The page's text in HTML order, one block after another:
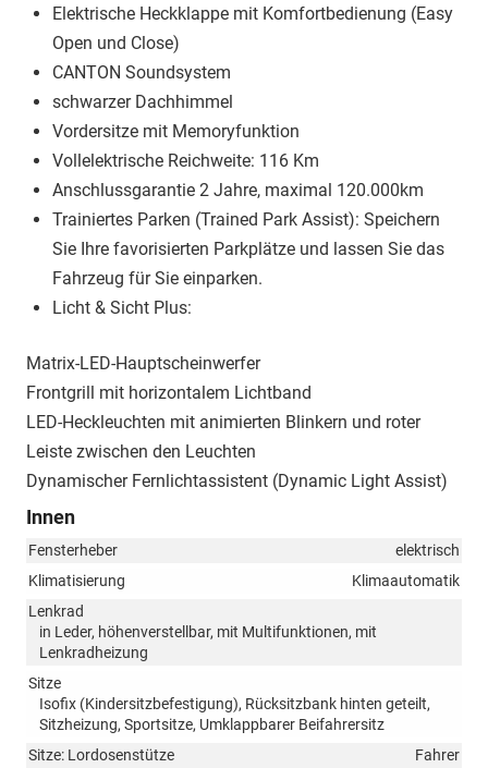
Elektrische Heckklappe mit Komfortbedienung (Easy
Open und Close)
CANTON Soundsystem
schwarzer Dachhimmel
Vordersitze mit Memoryfunktion
Vollelektrische Reichweite: 116 Km
Anschlussgarantie 2 Jahre, maximal 120.000km
Trainiertes Parken (Trained Park Assist): Speichern
Sie Ihre favorisierten Parkplätze und lassen Sie das
Fahrzeug für Sie einparken.
Licht & Sicht Plus:
Matrix-LED-Hauptscheinwerfer
Frontgrill mit horizontalem Lichtband
LED-Heckleuchten mit animierten Blinkern und roter
Leiste zwischen den Leuchten
Dynamischer Fernlichtassistent (Dynamic Light Assist)
Innen
Fensterheber
elektrisch
Klimatisierung
Klimaautomatik
Lenkrad
in Leder, höhenverstellbar, mit Multifunktionen, mit
Lenkradheizung
Sitze
Isofix (Kindersitzbefestigung), Rücksitzbank hinten geteilt,
Sitzheizung, Sportsitze, Umklappbarer Beifahrersitz
Sitze: Lordosenstütze
Fahrer